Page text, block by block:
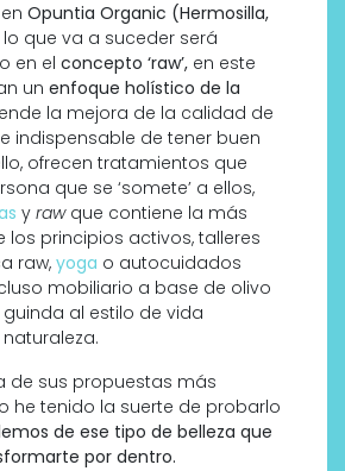
Opuntia Organic (Hermosilla,
que va a suceder será
en el concepto ‘raw’, en este
un enfoque holístico de la
la mejora de la calidad de
indispensable de tener buen
ofrecen tratamientos que
que se ‘somete’ a ellos,
y rawque contiene la más
los principios activos, talleres
raw,yoga o autocuidados
mobiliario a base de olivo
al estilo de vida
de sus propuestas más
he tenido la suerte de probarlo
de ese tipo de belleza que
por dentro.